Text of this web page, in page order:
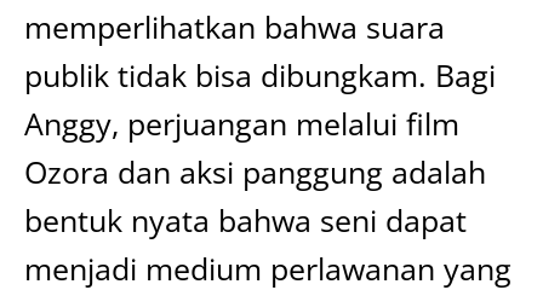
memperlihatkan bahwa suara
publik tidak bisa dibungkam. Bagi
Anggy, perjuangan melalui film
Ozora dan aksi panggung adalah
bentuk nyata bahwa seni dapat
menjadi medium perlawanan yang